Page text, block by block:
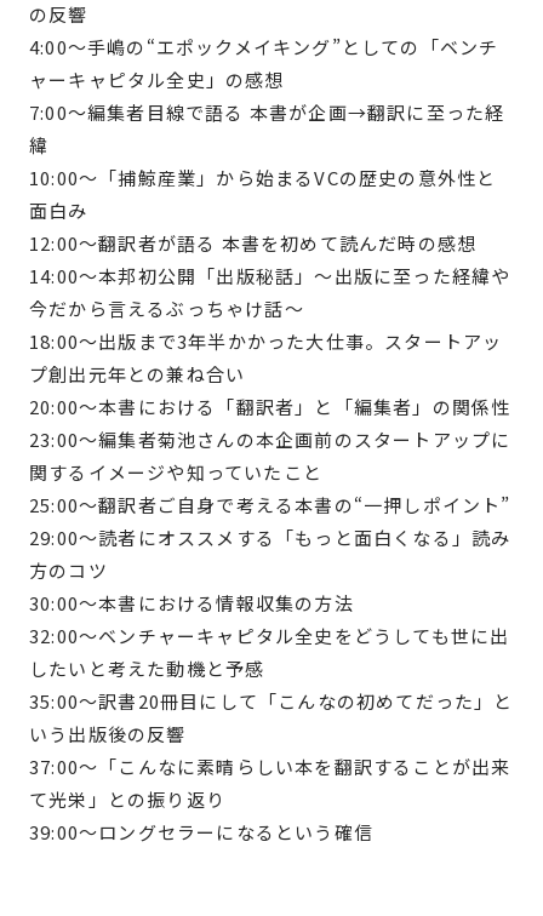
の反響
4:00〜手嶋の“エポックメイキング”としての「ベンチ
ャーキャピタル全史」の感想
7:00〜編集者目線で語る 本書が企画→翻訳に至った経
緯
10:00〜「捕鯨産業」から始まるVCの歴史の意外性と
面白み
12:00〜翻訳者が語る 本書を初めて読んだ時の感想
14:00〜本邦初公開「出版秘話」〜出版に至った経緯や
今だから言えるぶっちゃけ話〜
18:00〜出版まで3年半かかった大仕事。スタートアッ
プ創出元年との兼ね合い
20:00〜本書における「翻訳者」と「編集者」の関係性
23:00〜編集者菊池さんの本企画前のスタートアップに
関するイメージや知っていたこと
25:00〜翻訳者ご自身で考える本書の“一押しポイント”
29:00〜読者にオススメする「もっと面白くなる」読み
方のコツ
30:00〜本書における情報収集の方法
32:00〜ベンチャーキャピタル全史をどうしても世に出
したいと考えた動機と予感
35:00〜訳書20冊目にして「こんなの初めてだった」と
いう出版後の反響
37:00〜「こんなに素晴らしい本を翻訳することが出来
て光栄」との振り返り
39:00〜ロングセラーになるという確信